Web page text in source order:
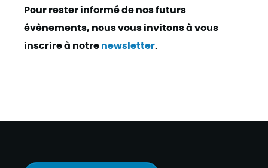
Pour rester informé de nos futurs
évènements, nous vous invitons à vous
inscrire à notre newsletter.